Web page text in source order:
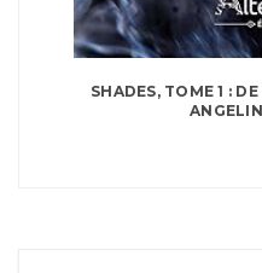
SHADES, TOME 1 :